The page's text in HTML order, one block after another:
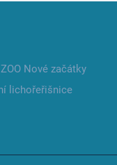
ZOO Nové začátky
lichořeřišnice